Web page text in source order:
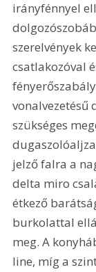
irányfénnyel
szerelvények
csatlakozóval
vonalvezetésű
szükséges
jelző falra a
delta miro
étkező
burkolattal
meg. A
line, míg a